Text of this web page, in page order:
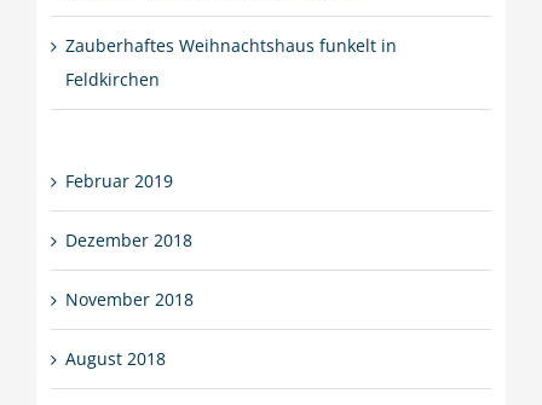
Zauberhaftes Weihnachtshaus funkelt in
Feldkirchen
Februar 2019
Dezember 2018
November 2018
August 2018